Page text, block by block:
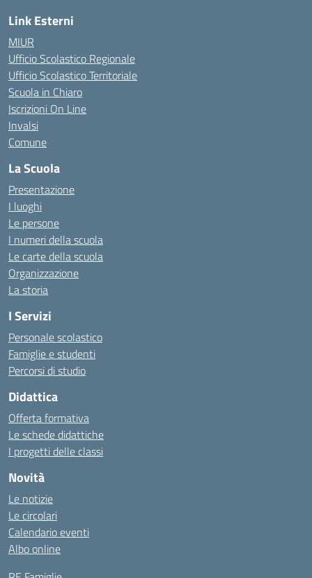
Link Esterni
MIUR
Ufficio Scolastico Regionale
Ufficio Scolastico Territoriale
Scuola in Chiaro
Iscrizioni On Line
Invalsi
Comune
La Scuola
Presentazione
I luoghi
Le persone
I numeri della scuola
Le carte della scuola
Organizzazione
La storia
I Servizi
Personale scolastico
Famiglie e studenti
Percorsi di studio
Didattica
Offerta formativa
Le schede didattiche
I progetti delle classi
Novità
Le notizie
Le circolari
Calendario eventi
Albo online